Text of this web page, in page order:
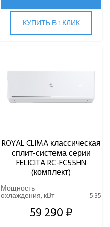
КУПИТЬ В 1 КЛИК
ROYAL CLIMA классическая
сплит-система серии
FELICITA RC-FC55HN
(комплект)
Мощность
охлаждения, кВт 5.35
59 290 ₽